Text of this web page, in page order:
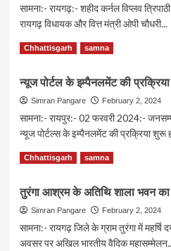
सामना:- रायगढ़:- शहीद कर्नल विप्लव
रायगढ़ विधायक और वित्त मंत्री ओपी चौधरी...
Read MoreRead
more
रायगढ़
में
कर्नल
विप्लव
त्रिपाठी
की
में
भर्ती
कैंप
का
Chhattisgarh samna
न्यूज पोर्टल के इम्पैनलमेंट की
Simran Pangare February 2, 2024
सामना:- रायपुर:- 02 फरवरी 2024:-
न्यूज पोर्टल्स के इम्पैनलमेंट की प्रक्रिया शुरू
Read MoreRead
more
न्यूज
पोर्टल
इम्पैनलमेंट
की
Chhattisgarh samna
तुरंगा आश्रम के अतिथि शाला भवन का
Simran Pangare February 2, 2024
सामना:- रायगढ़ जिले के ग्राम तुरंगा में
अवसर पर अखिल भारतीय वैदिक